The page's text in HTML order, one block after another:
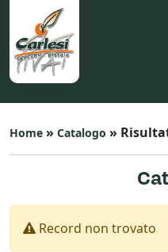
Home » Catalogo »
Record non trovato